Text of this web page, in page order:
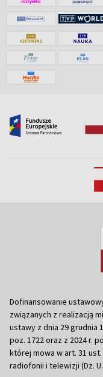
Dofinansowanie
związanych z realizacją
ustawy z dnia 29 grudnia
poz. 1722 oraz z 2024 r.
której mowa w art. 31
radiofonii i telewizji (Dz.